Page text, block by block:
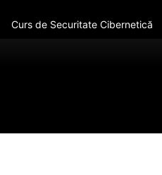
Curs de Securitate Cibernetică